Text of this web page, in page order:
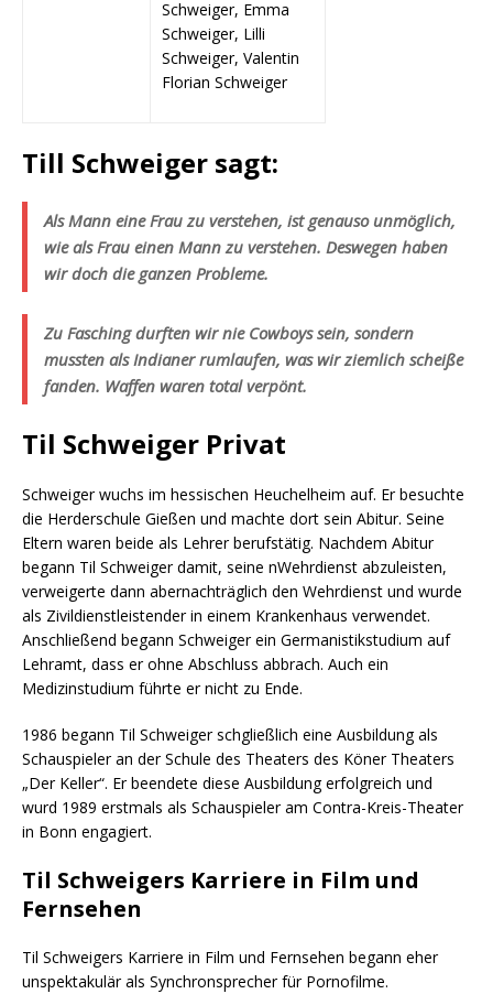
Schweiger, Emma
Schweiger, Lilli
Schweiger, Valentin
Florian Schweiger
Till Schweiger sagt:
Als Mann eine Frau zu verstehen, ist genauso unmöglich,
wie als Frau einen Mann zu verstehen. Deswegen haben
wir doch die ganzen Probleme.
Zu Fasching durften wir nie Cowboys sein, sondern
mussten als Indianer rumlaufen, was wir ziemlich scheiße
fanden. Waffen waren total verpönt.
Til Schweiger Privat
Schweiger wuchs im hessischen Heuchelheim auf. Er besuchte
die Herderschule Gießen und machte dort sein Abitur. Seine
Eltern waren beide als Lehrer berufstätig. Nachdem Abitur
begann Til Schweiger damit, seine nWehrdienst abzuleisten,
verweigerte dann abernachträglich den Wehrdienst und wurde
als Zivildienstleistender in einem Krankenhaus verwendet.
Anschließend begann Schweiger ein Germanistikstudium auf
Lehramt, dass er ohne Abschluss abbrach. Auch ein
Medizinstudium führte er nicht zu Ende.
1986 begann Til Schweiger schgließlich eine Ausbildung als
Schauspieler an der Schule des Theaters des Köner Theaters
„Der Keller“. Er beendete diese Ausbildung erfolgreich und
wurd 1989 erstmals als Schauspieler am Contra-Kreis-Theater
in Bonn engagiert.
Til Schweigers Karriere in Film und
Fernsehen
Til Schweigers Karriere in Film und Fernsehen begann eher
unspektakulär als Synchronsprecher für Pornofilme.